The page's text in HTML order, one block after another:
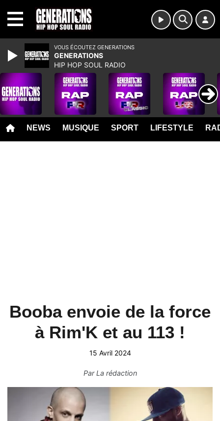
NEWS MUSIQUE SPORT LIFESTYLE
Booba envoie de la force
à Rim'K et au 113 !
15 Avril 2024
ParLa rédaction
VOUS ÉCOUTEZ GENERATIONS
GENERATIONS
HIP HOP SOUL RADIO